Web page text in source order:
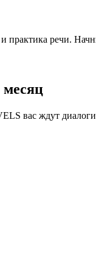
речи.
месяц
вас ждут